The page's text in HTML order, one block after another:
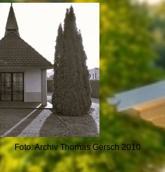
Foto: Archiv Thomas Gersch 2010